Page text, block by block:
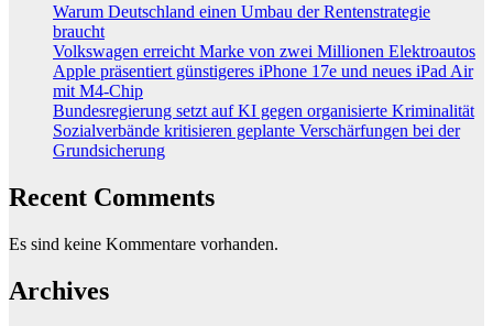
Warum Deutschland einen Umbau der Rentenstrategie
braucht
Volkswagen erreicht Marke von zwei Millionen Elektroautos
Apple präsentiert günstigeres iPhone 17e und neues iPad Air
mit M4-Chip
Bundesregierung setzt auf KI gegen organisierte Kriminalität
Sozialverbände kritisieren geplante Verschärfungen bei der
Grundsicherung
Recent Comments
Es sind keine Kommentare vorhanden.
Archives